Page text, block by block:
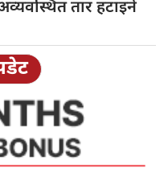
तार हटाइने